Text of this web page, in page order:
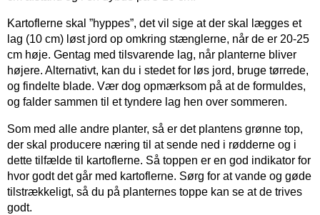
Kartoflerne skal ”hyppes”, det vil sige at der skal lægges et
lag (10 cm) løst jord op omkring stænglerne, når de er 20-25
cm høje. Gentag med tilsvarende lag, når planterne bliver
højere. Alternativt, kan du i stedet for løs jord, bruge tørrede,
og findelte blade. Vær dog opmærksom på at de formuldes,
og falder sammen til et tyndere lag hen over sommeren.
Som med alle andre planter, så er det plantens grønne top,
der skal producere næring til at sende ned i rødderne og i
dette tilfælde til kartoflerne. Så toppen er en god indikator for
hvor godt det går med kartoflerne. Sørg for at vande og gøde
tilstrækkeligt, så du på planternes toppe kan se at de trives
godt.